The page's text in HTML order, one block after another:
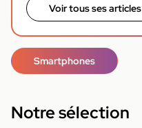
Voir tous ses articles
Smartphones
Notre sélection